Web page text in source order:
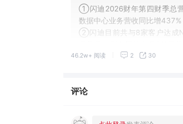
①闪迪2026财年第四财季总
数据中心业务营收同比增437%
②闪迪目前共与8家客户达成
货比特量占总出货量50%以上。
46.2w+ 阅读 2 30
评论